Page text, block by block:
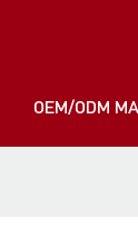
OEM/ODM